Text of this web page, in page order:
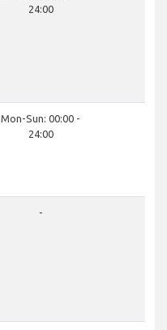
24:00
Mon-Sun: 00:00 -
24:00
-